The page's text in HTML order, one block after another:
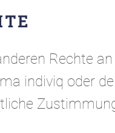
Rechte
indiviq oder